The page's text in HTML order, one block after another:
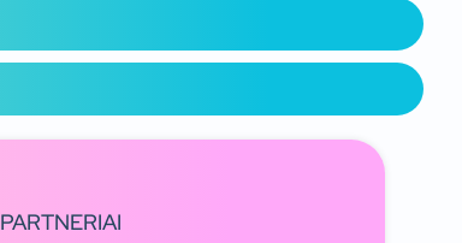
PARTNERIAI